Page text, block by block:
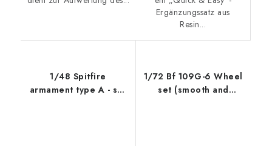
Ergänzungssatz aus
Resin...
1/48 Spitfire
armament type A - set
1/72 Bf 109G-6 Wheel
set (smooth and